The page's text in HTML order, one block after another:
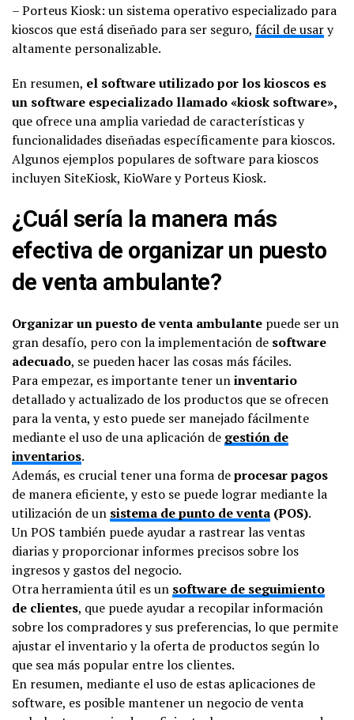
– Porteus Kiosk: un sistema operativo especializado para
kioscos que está diseñado para ser seguro, fácil de usary
altamente personalizable.
En resumen, el software utilizado por los kioscos es
un software especializado llamado «kiosk software»,
que ofrece una amplia variedad de características y
funcionalidades diseñadas específicamente para kioscos.
Algunos ejemplos populares de software para kioscos
incluyen SiteKiosk, KioWare y Porteus Kiosk.
¿Cuál sería la manera más
efectiva de organizar un puesto
de venta ambulante?
Organizar un puesto de venta ambulante puede ser un
gran desafío, pero con la implementación de software
adecuado, se pueden hacer las cosas más fáciles.
Para empezar, es importante tener uninventario
detallado y actualizado de los productos que se ofrecen
para la venta, y esto puede ser manejado fácilmente
mediante el uso de una aplicación de gestión de
inventarios.
Además, es crucial tener una forma deprocesar pagos
de manera eficiente, y esto se puede lograr mediante la
utilización de un sistema de punto de venta (POS).
Un POS también puede ayudar a rastrear las ventas
diarias y proporcionar informes precisos sobre los
ingresos y gastos del negocio.
Otra herramienta útil es un software de seguimiento
de clientes, que puede ayudar a recopilar información
sobre los compradores y sus preferencias, lo que permite
ajustar el inventario y la oferta de productos según lo
que sea más popular entre los clientes.
En resumen, mediante el uso de estas aplicaciones de
software, es posible mantener un negocio de venta